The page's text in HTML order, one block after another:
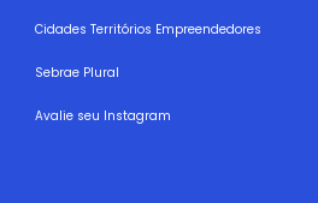
Cidades Territórios Empreendedores
Sebrae Plural
Avalie seu Instagram